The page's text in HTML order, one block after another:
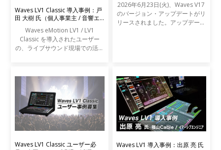
Waves LV1 Classic 導入事例：戸
田 大樹 氏（個人事業主 / 音響エ
Waves eMotion LV1 / LV1
Classic を導入されたユーザー
の、ライブサウンド現場での活用
2026年6月23日(火)、Waves V17
のバージョン・アップデートがリ
リースされました。アップデート
Waves LV1 Classic ユーザー必
Waves LV1 導入事例：出原 亮 氏